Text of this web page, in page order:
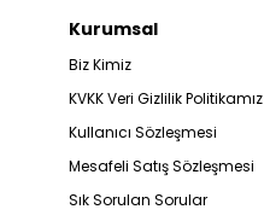
Kurumsal
Biz Kimiz
KVKK Veri Gizlilik Politikamız
Kullanıcı Sözleşmesi
Mesafeli Satış Sözleşmesi
Sık Sorulan Sorular